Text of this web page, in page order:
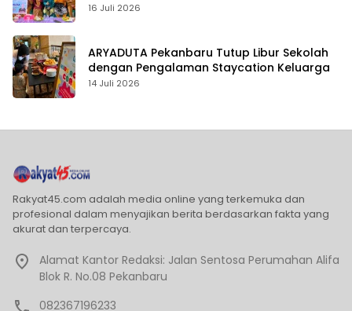
Karakter
16 Juli 2026
ARYADUTA Pekanbaru Tutup Libur Sekolah
dengan Pengalaman Staycation Keluarga
14 Juli 2026
Rakyat45.com adalah media online yang terkemuka dan
profesional dalam menyajikan berita berdasarkan fakta yang
akurat dan terpercaya.
Alamat Kantor Redaksi: Jalan Sentosa Perumahan Alifa
Blok R. No.08 Pekanbaru
082367196233